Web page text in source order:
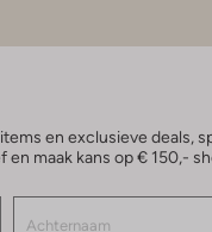
en exclusieve deals,
maak kans op € 150,-